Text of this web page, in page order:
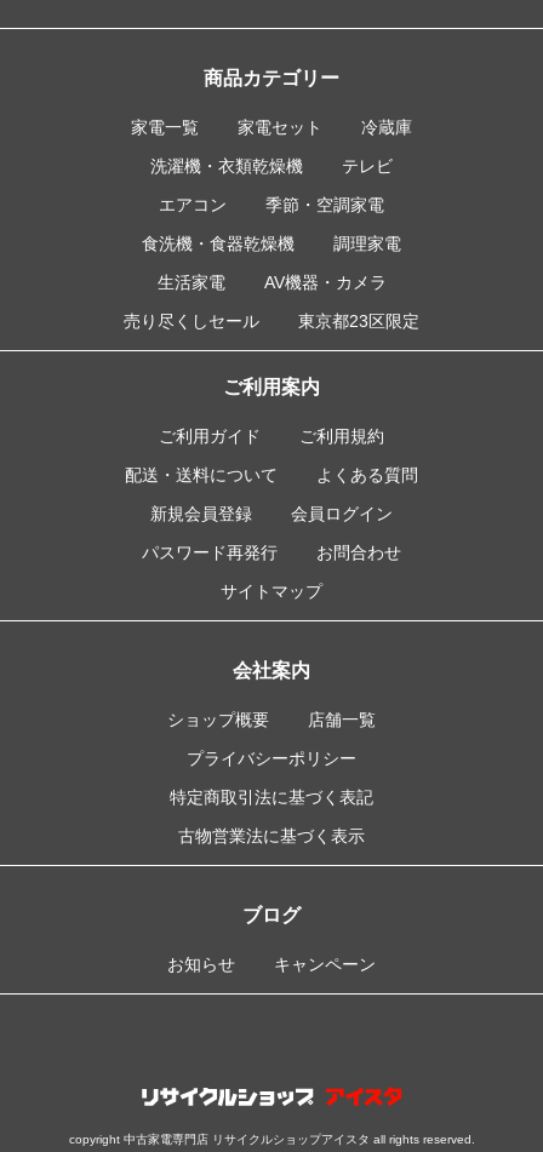
商品カテゴリー
家電一覧 家電セット
冷蔵庫
洗濯機・衣類乾燥機
テレビ
エアコン
季節・空調家電
食洗機・食器乾燥機
調理家電
生活家電
AV機器・カメラ
売り尽くしセール
東京都23区限定
ご利用案内
ご利用ガイド
ご利用規約
配送・送料について
よくある質問
新規会員登録
会員ログイン
パスワード再発行
お問合わせ
サイトマップ
会社案内
ショップ概要
店舗一覧
プライバシーポリシー
特定商取引法に基づく表記
古物営業法に基づく表示
ブログ
お知らせ キャンペーン
copyright 中古家電専門店 リサイクルショップアイスタ all rights reserved.